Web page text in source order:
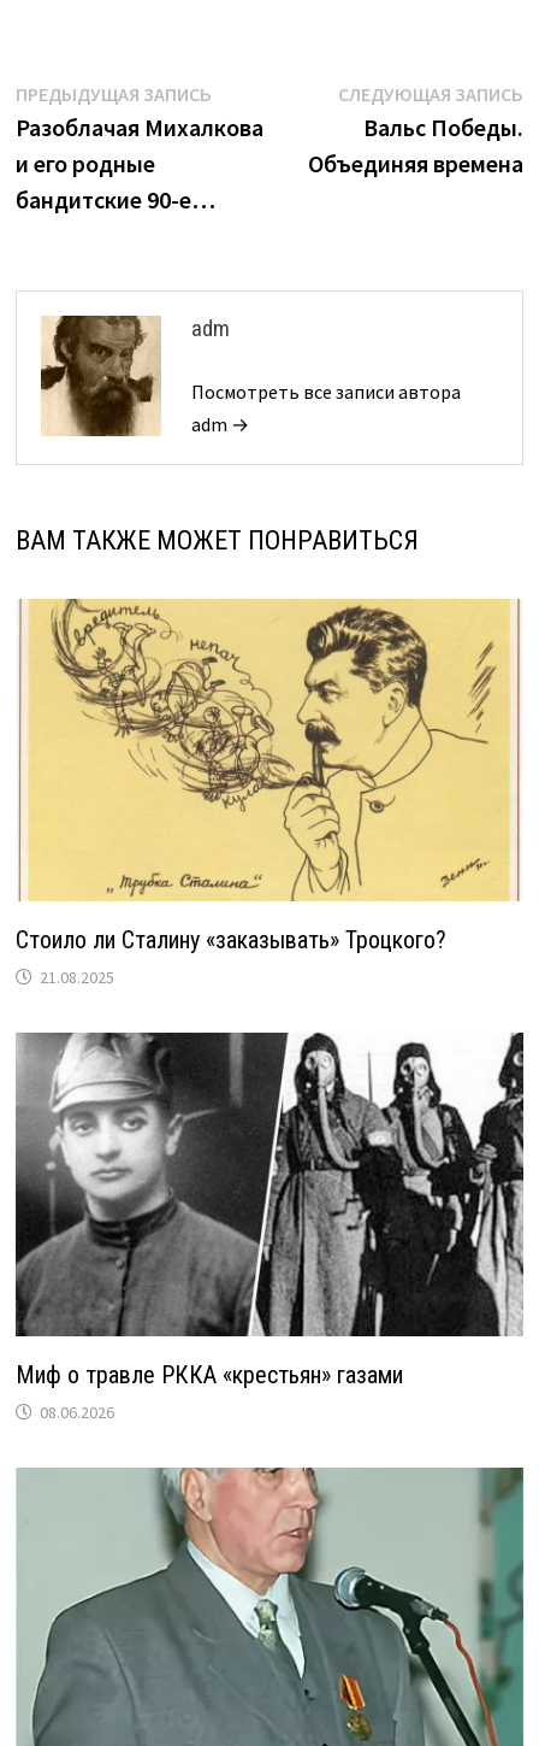
Навигация
по
записям
ПРЕДЫДУЩАЯ ЗАПИСЬПредыдущая
запись:
Разоблачая Михалкова
и его родные
бандитские 90-е…
СЛЕДУЮЩАЯ ЗАПИСЬ
Вальс Победы.
Объединяя времена
adm
Посмотреть все записи автора
adm →
ВАМ ТАКЖЕ МОЖЕТ ПОНРАВИТЬСЯ
Стоило ли Сталину «заказывать» Троцкого?
21.08.2025
Миф о травле РККА «крестьян» газами
08.06.2026